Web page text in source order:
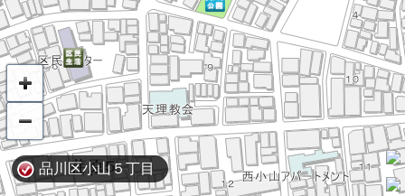
品川区小山５丁目